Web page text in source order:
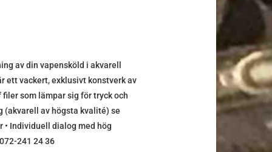
av din vapensköld i akvarell
ett vackert, exklusivt konstverk av
som lämpar sig för tryck och
(akvarell av högsta kvalité) se
Individuell dialog med hög
241 24 36